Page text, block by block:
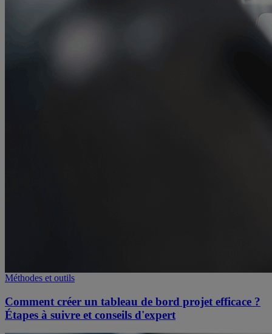
Méthodes et outils
Comment créer un tableau de bord projet efficace ?
Étapes à suivre et conseils d'expert